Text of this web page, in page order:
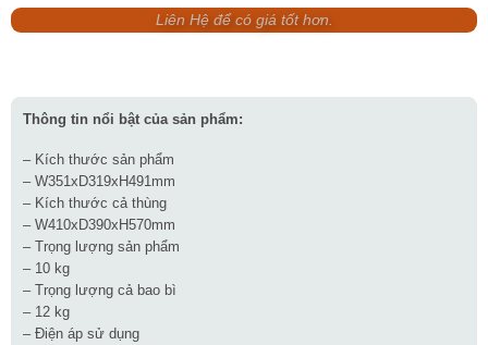
là:
2.750.000 ₫.
tại
là:
Liên Hệ để có giá tốt hơn.
Thông tin nổi bật của sản phẩm:
– Kích thước sản phẩm
– W351xD319xH491mm
– Kích thước cả thùng
– W410xD390xH570mm
– Trọng lượng sản phẩm
– 10 kg
– Trọng lượng cả bao bì
– 12 kg
– Điện áp sử dụng